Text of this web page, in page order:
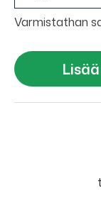
Varmistathan